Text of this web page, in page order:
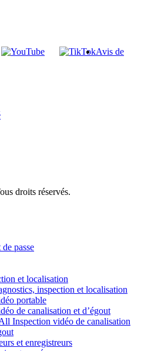
Avis de
droits réservés.
passe
et localisation
inspection et localisation
portable
de canalisation et d’égout
Inspection vidéo de canalisation
et enregistreurs